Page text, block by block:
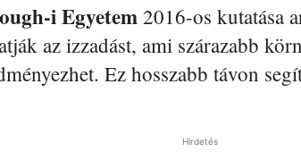
i Egyetem 2016-os kutatása
az izzadást, ami szárazabb
Ez hosszabb távon
Hirdetés